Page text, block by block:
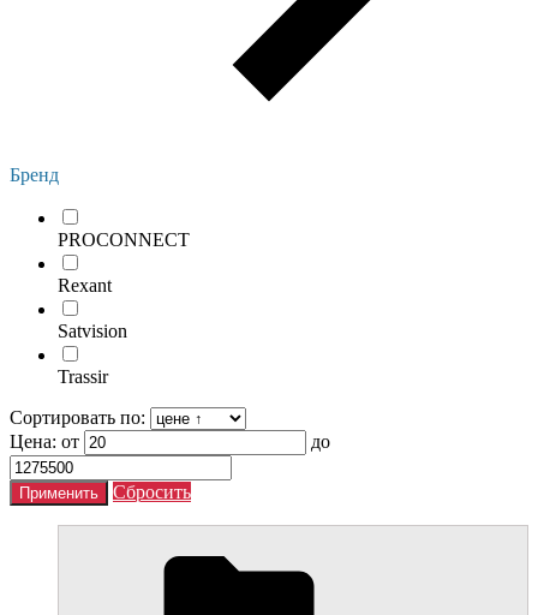
Бренд
PROCONNECT
Rexant
Satvision
Trassir
Сортировать по:
Цена: от до
Сбросить